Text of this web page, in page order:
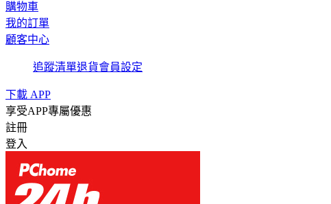
購物車
我的訂單
顧客中心
追蹤清單退貨會員設定
下載 APP
享受APP專屬優惠
註冊
登入